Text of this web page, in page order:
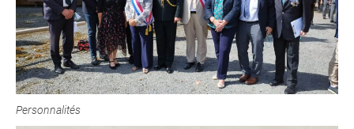
Personnalités